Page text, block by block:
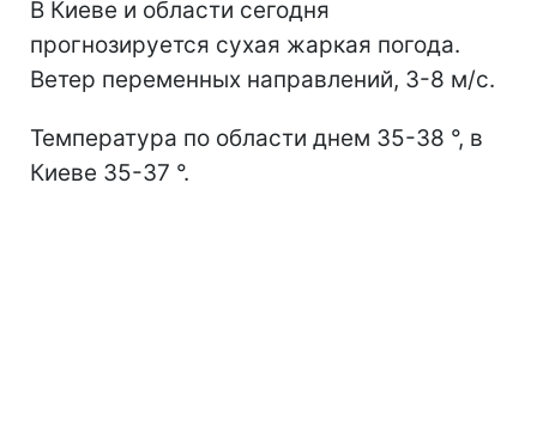
В Киеве и области сегодня
прогнозируется сухая жаркая погода.
Ветер переменных направлений, 3-8 м/с.
Температура по области днем 35-38 °, в
Киеве 35-37 °.